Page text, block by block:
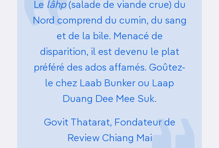
Le lâhp (salade de viande crue) du
Nord comprend du cumin, du sang
et de la bile. Menacé de
disparition, il est devenu le plat
préféré des ados affamés. Goûtez-
le chez Laab Bunker ou Laap
Duang Dee Mee Suk.
Govit Thatarat, Fondateur de
Review Chiang Mai